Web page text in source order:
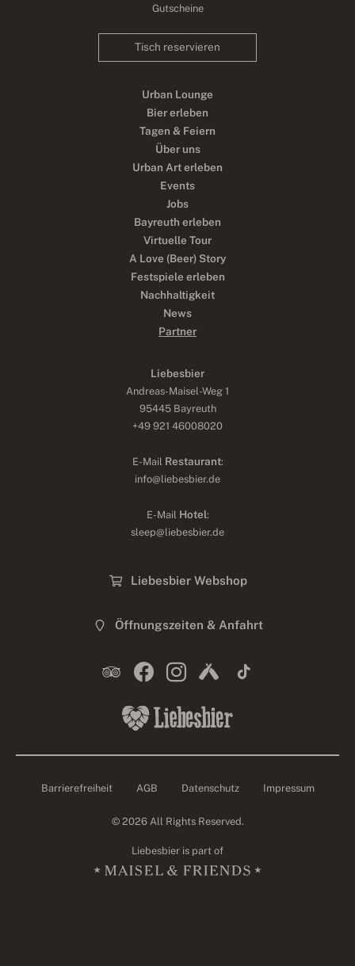
Gutscheine
Tisch reservieren
Urban Lounge
Bier erleben
Tagen & Feiern
Über uns
Urban Art erleben
Events
Jobs
Bayreuth erleben
Virtuelle Tour
A Love (Beer) Story
Festspiele erleben
Nachhaltigkeit
News
Partner
Liebesbier
Andreas-Maisel-Weg 1
95445 Bayreuth
+49 921 46008020
E-MailRestaurant:
info@liebesbier.de
E-Mail Hotel:
sleep@liebesbier.de
Liebesbier Webshop
Öffnungszeiten & Anfahrt
© 2026 All Rights Reserved.
Liebesbier is part of
Barrierefreiheit AGB Datenschutz Impressum